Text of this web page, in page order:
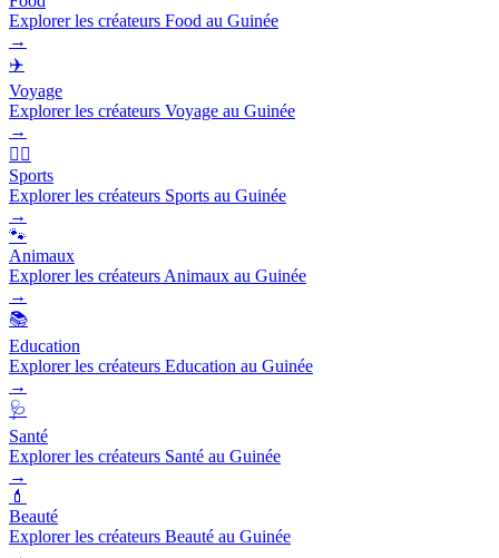
Explorer les créateurs Food au Guinée
→
✈️
Voyage
Explorer les créateurs Voyage au Guinée
→
🏃‍♂️
Sports
Explorer les créateurs Sports au Guinée
→
🐾
Animaux
Explorer les créateurs Animaux au Guinée
→
📚
Education
Explorer les créateurs Education au Guinée
→
🩺
Santé
Explorer les créateurs Santé au Guinée
→
💄
Beauté
Explorer les créateurs Beauté au Guinée